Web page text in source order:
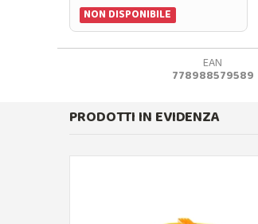
NON DISPONIBILE
EAN
778988579589
PRODOTTI IN EVIDENZA